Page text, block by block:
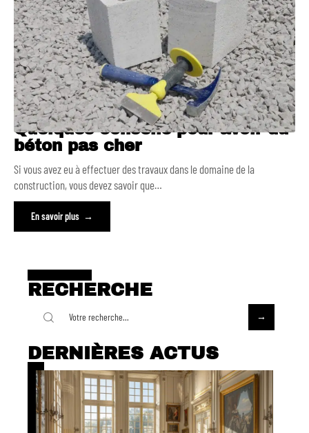
Quelques conseils pour avoir du
béton pas cher
Si vous avez eu à effectuer des travaux dans le domaine de la
construction, vous devez savoir que…
En savoir plus
RECHERCHE
DERNIÈRES ACTUS